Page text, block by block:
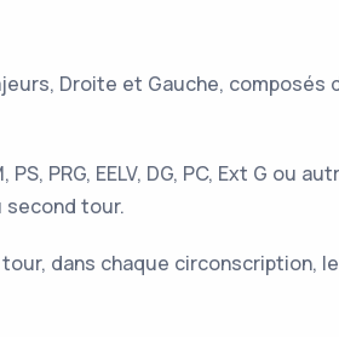
Droite et Gauche, composés
PRG, EELV, DG, PC, Ext G ou
second tour.
tour, dans chaque circonscription,